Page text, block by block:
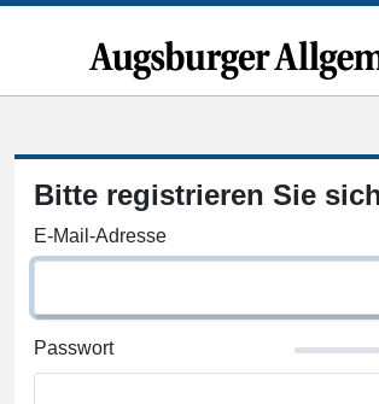
Bitte registrieren Sie
E-Mail-Adresse
Passwort